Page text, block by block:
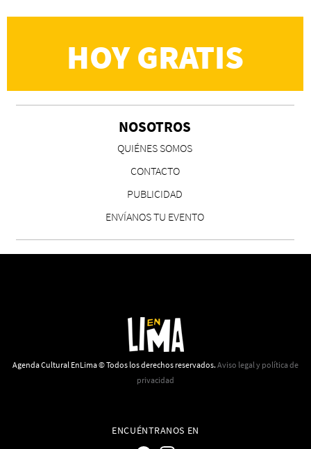
HOY GRATIS
NOSOTROS
QUIÉNES SOMOS
CONTACTO
PUBLICIDAD
ENVÍANOS TU EVENTO
Agenda Cultural EnLima © Todos los derechos reservados. Aviso legal y política de
privacidad
ENCUÉNTRANOS EN